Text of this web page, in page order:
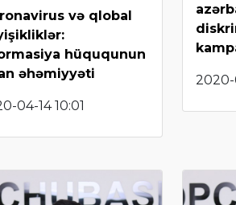
və qlobal
hüququnun
əhəmiyyəti
04-14 10:01
2020-